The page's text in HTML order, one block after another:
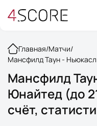
Главная/Матчи/
Мансфилд Таун - Ньюкасл
Мансфилд
Юнайтед (до
счёт,